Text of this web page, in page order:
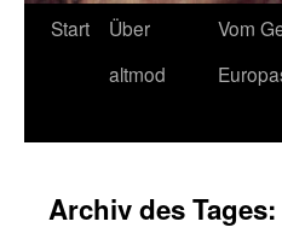
Start
Über
altmod
Vom
Archiv des Tages: